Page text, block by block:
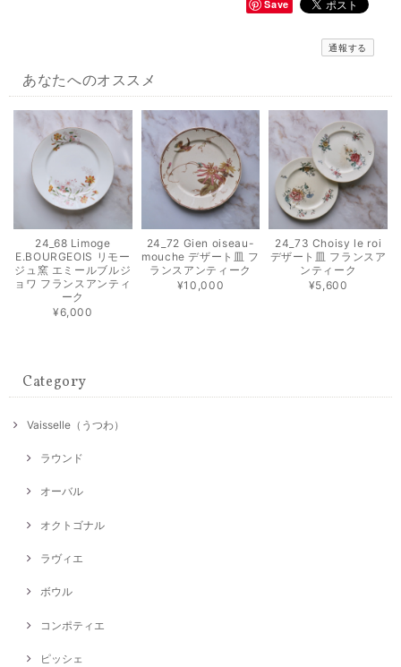
Save
通報する
あなたへのオススメ
24_68 Limoge
E.BOURGEOIS リモー
ジュ窯 エミールブルジ
ョワ フランスアンティ
ーク
¥6,000
24_72 Gien oiseau-
mouche デザート皿 フ
ランスアンティーク
¥10,000
24_73 Choisy le roi
デザート皿 フランスア
ンティーク
¥5,600
Category
Vaisselle（うつわ）
ラウンド
オーバル
オクトゴナル
ラヴィエ
ボウル
コンポティエ
ピッシェ